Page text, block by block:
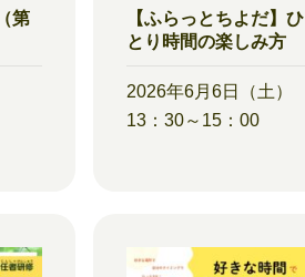
第
【ふらっとちよだ】ひ
とり時間の楽しみ方
2026年6月6日（土）
13：30～15：00